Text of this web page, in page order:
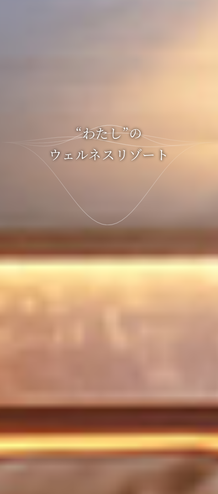
“わたし”の
ウェルネスリゾート